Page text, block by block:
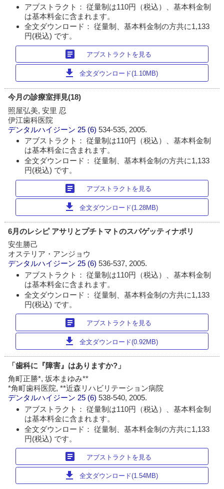
アブストラクト： 従量制は110円（税込）、基本料金制
は基本料金に含まれます。
全文ダウンロード： 従量制、基本料金制の方共に1,133
円(税込) です。
article アブストラクトを見る
download 全文ダウンロード(1.10MB)
今月の診療室拝見(18)
照屋弘美, 安里 忍
伊江歯科医院
デンタルハイジーン 25 (6)534-535, 2005.
アブストラクト： 従量制は110円（税込）、基本料金制
は基本料金に含まれます。
全文ダウンロード： 従量制、基本料金制の方共に1,133
円(税込) です。
article アブストラクトを見る
download 全文ダウンロード(1.28MB)
6月のレシピ アサリとプチトマトのスパゲッティナポリ
安生勝己
オステリア・アンジョウ
デンタルハイジーン 25 (6)536-537, 2005.
アブストラクト： 従量制は110円（税込）、基本料金制
は基本料金に含まれます。
全文ダウンロード： 従量制、基本料金制の方共に1,133
円(税込) です。
article アブストラクトを見る
download 全文ダウンロード(0.92MB)
「歯科に『障害』はありますか?」
角町正勝*, 坂本まゆみ**
*角町歯科医院, **近森リハビリテーション病院
デンタルハイジーン 25 (6)538-540, 2005.
アブストラクト： 従量制は110円（税込）、基本料金制
は基本料金に含まれます。
全文ダウンロード： 従量制、基本料金制の方共に1,133
円(税込) です。
article アブストラクトを見る
download 全文ダウンロード(1.54MB)